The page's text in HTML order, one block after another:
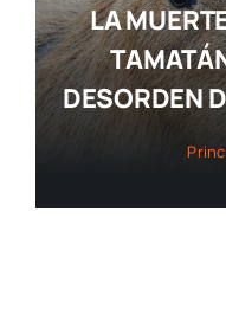
LA
DESORDEN